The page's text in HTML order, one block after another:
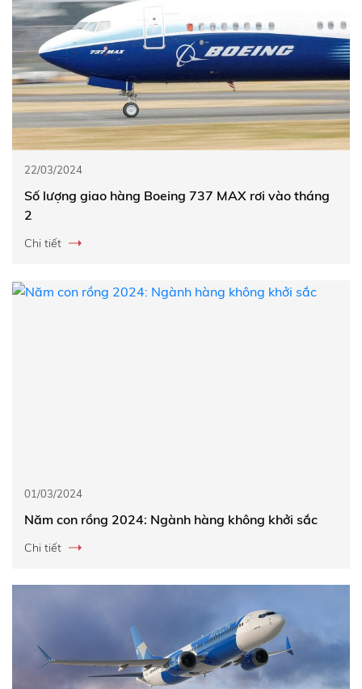
22/03/2024
Số lượng giao hàng Boeing 737 MAX rơi vào tháng
2
Chi tiết
01/03/2024
Năm con rồng 2024: Ngành hàng không khởi sắc
Chi tiết